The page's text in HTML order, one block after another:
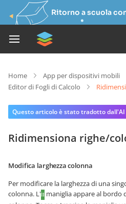
Ritorno a scuola
Home App per dispositivi mobili
Editor di Fogli di Calcolo
Questo articolo è stato tradotto dall'AI
Ridimensiona righe/
Modifica larghezza colonna
Per modificare la larghezza di una
colonna. L'
maniglia appare al bordo